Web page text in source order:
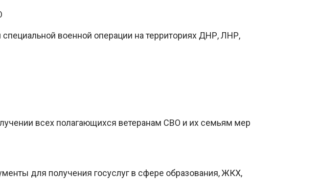
военной операции на территориях ДНР, ЛНР,
всех полагающихся ветеранам СВО и их семьям мер
для получения госуслуг в сфере образования, ЖКХ,